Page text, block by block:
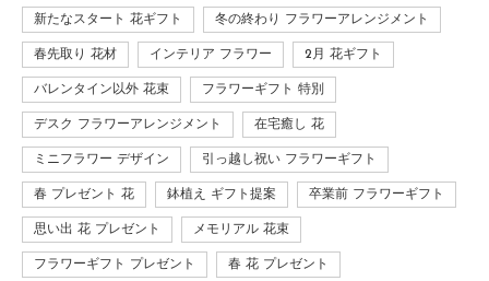
新たなスタート 花ギフト 冬の終わり フラワーアレンジメント
春先取り 花材 インテリア フラワー 2月 花ギフト
バレンタイン以外 花束 フラワーギフト 特別
デスク フラワーアレンジメント 在宅癒し 花
ミニフラワー デザイン 引っ越し祝い フラワーギフト
春 プレゼント 花 鉢植え ギフト提案 卒業前 フラワーギフト
思い出 花 プレゼント メモリアル 花束
フラワーギフト プレゼント 春 花 プレゼント